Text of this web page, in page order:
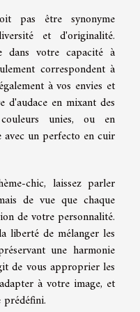
pas être synonyme
et d'originalité.
dans votre capacité à
correspondent à
à vos envies et
d'audace en mixant des
unies, ou en
avec un perfecto en cuir
chic, laissez parler
de vue que chaque
de votre personnalité.
liberté de mélanger les
une harmonie
de vous approprier les
à votre image, et